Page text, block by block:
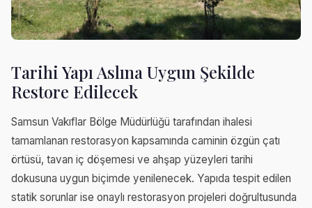
Tarihi Yapı Aslına Uygun Şekilde
Restore Edilecek
Samsun Vakıflar Bölge Müdürlüğü tarafından ihalesi
tamamlanan restorasyon kapsamında caminin özgün çatı
örtüsü, tavan iç döşemesi ve ahşap yüzeyleri tarihi
dokusuna uygun biçimde yenilenecek. Yapıda tespit edilen
statik sorunlar ise onaylı restorasyon projeleri doğrultusunda